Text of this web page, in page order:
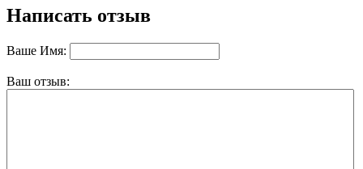
Написать отзыв
Ваше Имя:
Ваш отзыв: